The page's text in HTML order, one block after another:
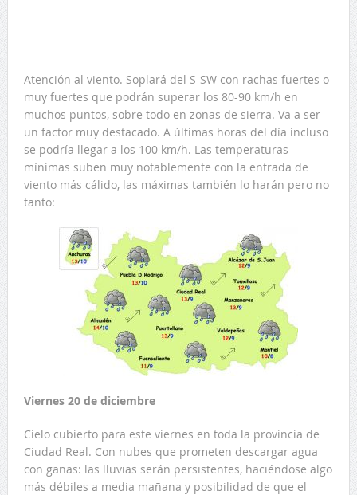
Atención al viento. Soplará del S-SW con rachas fuertes o
muy fuertes que podrán superar los 80-90 km/h en
muchos puntos, sobre todo en zonas de sierra. Va a ser
un factor muy destacado. A últimas horas del día incluso
se podría llegar a los 100 km/h. Las temperaturas
mínimas suben muy notablemente con la entrada de
viento más cálido, las máximas también lo harán pero no
tanto:
Viernes 20 de diciembre
Cielo cubierto para este viernes en toda la provincia de
Ciudad Real. Con nubes que prometen descargar agua
con ganas: las lluvias serán persistentes, haciéndose algo
más débiles a media mañana y posibilidad de que el